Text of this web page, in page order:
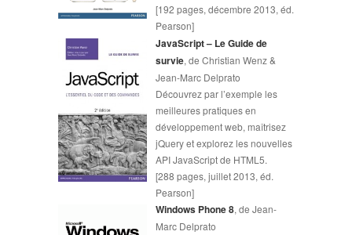
[192 pages, décembre 2013, éd.
Pearson]
JavaScript – Le Guide de
survie, de Christian Wenz &
Jean-Marc Delprato
Découvrez par l’exemple les
meilleures pratiques en
développement web, maîtrisez
jQuery et explorez les nouvelles
API JavaScript de HTML5.
[288 pages, juillet 2013, éd.
Pearson]
Windows Phone 8, de Jean-
Marc Delprato